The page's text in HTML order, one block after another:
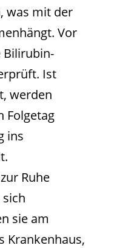
was mit der
Vor
Bilirubin-
Ist
werden
Folgetag
ins
Ruhe
sie am
Krankenhaus,